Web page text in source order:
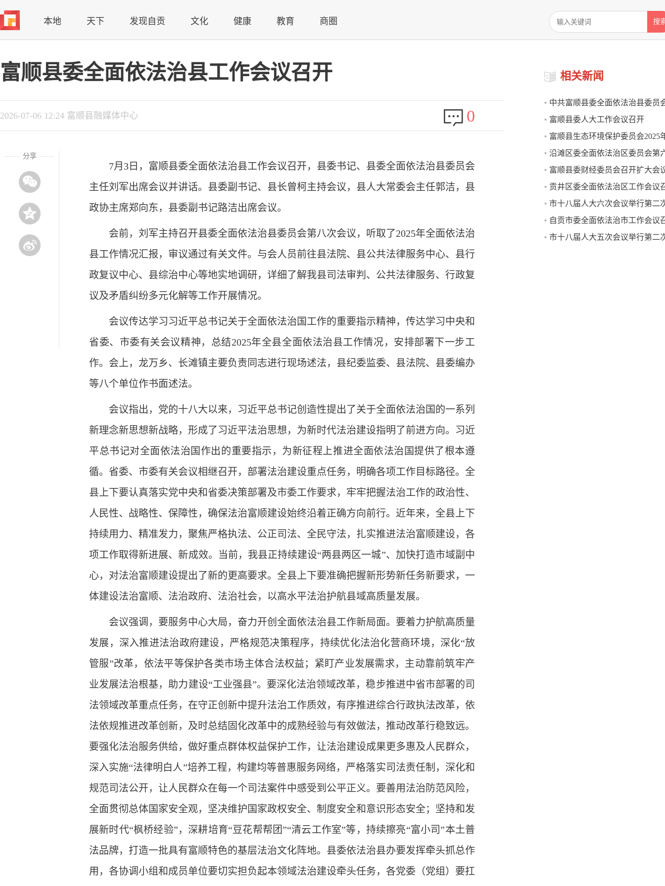
本地 天下 发现自贡 文化 健康 教育 商圈 搜
富顺县委全面依法治县工作会议召开
2026-07-06 12:24 富顺县融媒体中心 0
分享
7月3日，富顺县委全面依法治县工作会议召开，县委书记、县委全面依法治县委员会
主任刘军出席会议并讲话。县委副书记、县长曾柯主持会议，县人大常委会主任郭洁，县
政协主席郑向东，县委副书记路洁出席会议。
会前，刘军主持召开县委全面依法治县委员会第八次会议，听取了2025年全面依法治
县工作情况汇报，审议通过有关文件。与会人员前往县法院、县公共法律服务中心、县行
政复议中心、县综治中心等地实地调研，详细了解我县司法审判、公共法律服务、行政复
议及矛盾纠纷多元化解等工作开展情况。
会议传达学习习近平总书记关于全面依法治国工作的重要指示精神，传达学习中央和
省委、市委有关会议精神，总结2025年全县全面依法治县工作情况，安排部署下一步工
作。会上，龙万乡、长滩镇主要负责同志进行现场述法，县纪委监委、县法院、县委编办
等八个单位作书面述法。
会议指出，党的十八大以来，习近平总书记创造性提出了关于全面依法治国的一系列
新理念新思想新战略，形成了习近平法治思想，为新时代法治建设指明了前进方向。习近
平总书记对全面依法治国作出的重要指示，为新征程上推进全面依法治国提供了根本遵
循。省委、市委有关会议相继召开，部署法治建设重点任务，明确各项工作目标路径。全
县上下要认真落实党中央和省委决策部署及市委工作要求，牢牢把握法治工作的政治性、
人民性、战略性、保障性，确保法治富顺建设始终沿着正确方向前行。近年来，全县上下
持续用力、精准发力，聚焦严格执法、公正司法、全民守法，扎实推进法治富顺建设，各
项工作取得新进展、新成效。当前，我县正持续建设“两县两区一城”、加快打造市域副中
心，对法治富顺建设提出了新的更高要求。全县上下要准确把握新形势新任务新要求，一
体建设法治富顺、法治政府、法治社会，以高水平法治护航县域高质量发展。
会议强调，要服务中心大局，奋力开创全面依法治县工作新局面。要着力护航高质量
发展，深入推进法治政府建设，严格规范决策程序，持续优化法治化营商环境，深化“放
管服”改革，依法平等保护各类市场主体合法权益；紧盯产业发展需求，主动靠前筑牢产
业发展法治根基，助力建设“工业强县”。要深化法治领域改革，稳步推进中省市部署的司
法领域改革重点任务，在守正创新中提升法治工作质效，有序推进综合行政执法改革，依
法依规推进改革创新，及时总结固化改革中的成熟经验与有效做法，推动改革行稳致远。
要强化法治服务供给，做好重点群体权益保护工作，让法治建设成果更多惠及人民群众，
深入实施“法律明白人”培养工程，构建均等普惠服务网络，严格落实司法责任制，深化和
规范司法公开，让人民群众在每一个司法案件中感受到公平正义。要善用法治防范风险，
全面贯彻总体国家安全观，坚决维护国家政权安全、制度安全和意识形态安全；坚持和发
展新时代“枫桥经验”，深耕培育“豆花帮帮团”“清云工作室”等，持续擦亮“富小司”本土普
法品牌，打造一批具有富顺特色的基层法治文化阵地。县委依法治县办要发挥牵头抓总作
用，各协调小组和成员单位要切实担负起本领域法治建设牵头任务，各党委（党组）要扛
相关新闻
中共富顺县委全面依法治县委员
会议召开
富顺县委人大工作会议召开
富顺县生态环境保护委员会2025
全体（扩大）会议召开
沿滩区委全面依法治区委员会第
召开
富顺县委财经委员会召开扩大会
部署当前经济运行重点工作
贡井区委全面依法治区工作会议
市十八届人大六次会议举行第二
议
自贡市委全面依法治市工作会议
市十八届人大五次会议举行第二